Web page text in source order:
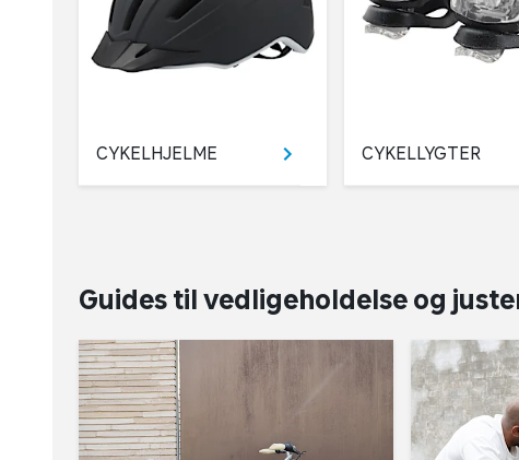
CYKELHJELME CYKELLYGTER
Guides til vedligeholdelse og